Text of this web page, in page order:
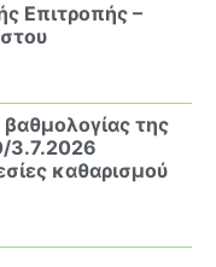
Επιτροπής –
της
3.7.2026
καθαρισμού